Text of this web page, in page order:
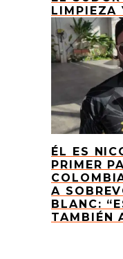
LIMPIEZA
ÉL ES
PRIMER
A
BLANC:
TAMBIÉN